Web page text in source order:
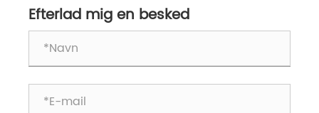
Efterlad mig en besked